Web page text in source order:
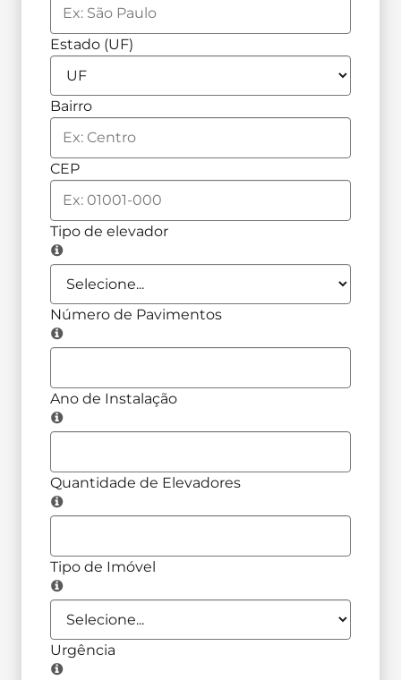
Estado (UF)
Bairro
CEP
Tipo de elevador
Número de Pavimentos
Ano de Instalação
Quantidade de Elevadores
Tipo de Imóvel
Urgência